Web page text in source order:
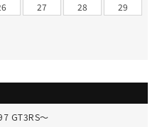
27 28
29
GT3RS～